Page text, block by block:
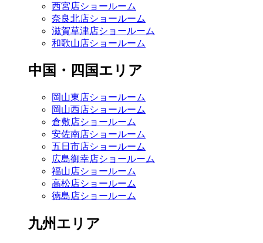
西宮店ショールーム
奈良北店ショールーム
滋賀草津店ショールーム
和歌山店ショールーム
中国・四国エリア
岡山東店ショールーム
岡山西店ショールーム
倉敷店ショールーム
安佐南店ショールーム
五日市店ショールーム
広島御幸店ショールーム
福山店ショールーム
高松店ショールーム
徳島店ショールーム
九州エリア